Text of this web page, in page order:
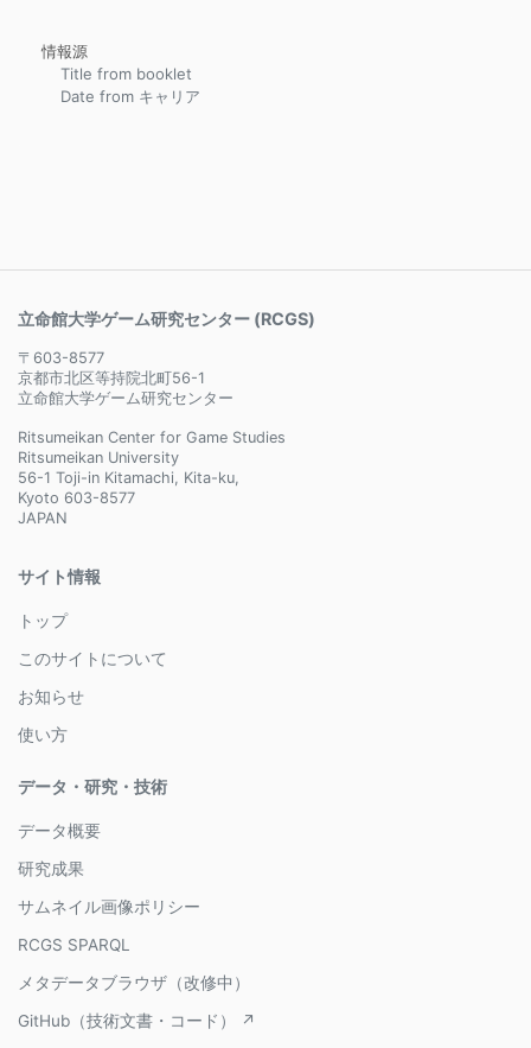
情報源
Title from booklet
Date from キャリア
立命館大学ゲーム研究センター (RCGS)
〒603-8577
京都市北区等持院北町56-1
立命館大学ゲーム研究センター
Ritsumeikan Center for Game Studies
Ritsumeikan University
56-1 Toji-in Kitamachi, Kita-ku,
Kyoto 603-8577
JAPAN
サイト情報
トップ
このサイトについて
お知らせ
使い方
データ・研究・技術
データ概要
研究成果
サムネイル画像ポリシー
RCGS SPARQL
メタデータブラウザ（改修中）
GitHub（技術文書・コード） ↗